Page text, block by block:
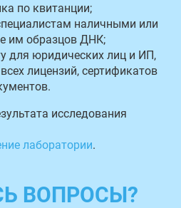
по квитанции;
наличными или
им образцов ДНК;
для юридических лиц и ИП,
лицензий, сертификатов
исследования
лаборатории.
ВОПРОСЫ?